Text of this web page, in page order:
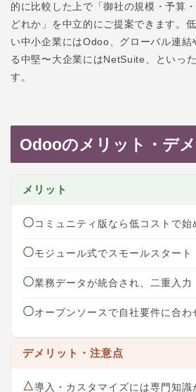
的に比較した上で「御社の規模・予算
どれか」を中立的にご提案できます。
い中小企業にはOdoo、グローバル連結
る中堅〜大企業にはNetSuite、といっ
す。
Odooのメリット・デ
メリット
〇コミュニティ版なら低コストで始
〇モジュール式でスモールスタート
〇業務データが統合され、二重入力
〇オープンソースで自社要件に合わ
デメリット・注意点
△導入・カスタマイズには専門知識